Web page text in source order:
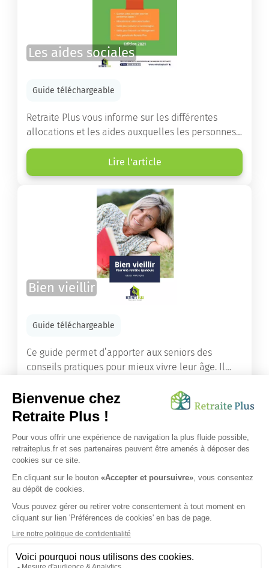
Les aides sociales
Guide téléchargeable
Retraite Plus vous informe sur les différentes
allocations et les aides auxquelles les personnes
âgées ont droit pour financer un séjour en maison
de retraite ou un maintien à domicile.
Lire l'article
Bien vieillir
Guide téléchargeable
Ce guide permet d’apporter aux seniors des
conseils pratiques pour mieux vivre leur âge. Il
améliorer sa santé grâce à l’alimentation...
Lire l'article
Vous avez besoin d’une aide de nos équipes ?
Obtenir les tarifs & disponibilités
SUIVEZ-NOUS SUR :